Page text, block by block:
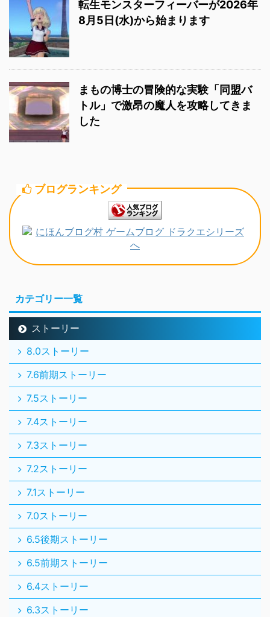
転生モンスターフィーバーが2026年
8月5日(水)から始まります
まもの博士の冒険的な実験「同盟バ
トル」で激昂の魔人を攻略してきま
した
ブログランキング
カテゴリー一覧
ストーリー
8.0ストーリー
7.6前期ストーリー
7.5ストーリー
7.4ストーリー
7.3ストーリー
7.2ストーリー
7.1ストーリー
7.0ストーリー
6.5後期ストーリー
6.5前期ストーリー
6.4ストーリー
6.3ストーリー